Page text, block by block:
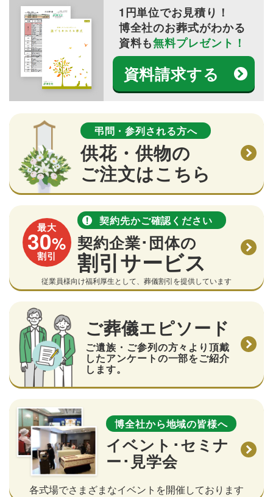
1円単位でお見積り！
博全社のお葬式がわかる
資料も無料プレゼント！
資料請求する
弔問・参列される方へ
供花・供物の
ご注文はこちら
最大
30%
割引
契約先かご確認ください
契約企業･団体の
割引サービス
従業員様向け福利厚生として、葬儀割引を提供しています
ご葬儀エピソード
ご遺族・ご参列の方々より頂戴
したアンケートの一部をご紹介
します。
博全社から地域の皆様へ
イベント･セミナ
ー･見学会
各式場でさまざまなイベントを開催しております